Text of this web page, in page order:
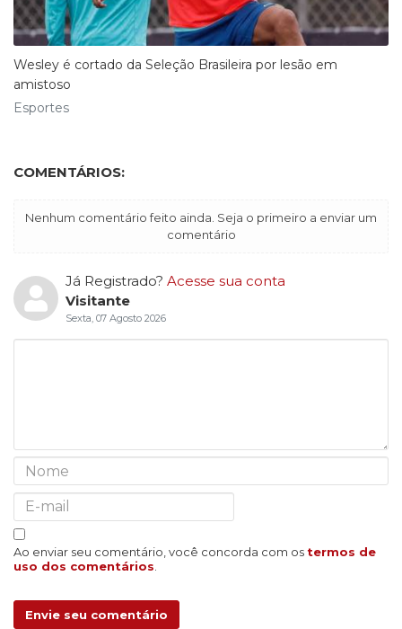
Wesley é cortado da Seleção Brasileira por lesão em
amistoso
Esportes
COMENTÁRIOS:
Nenhum comentário feito ainda. Seja o primeiro a enviar um
comentário
Já Registrado? Acesse sua conta
Visitante
Sexta, 07 Agosto 2026
Ao enviar seu comentário, você concorda com os termos de
uso dos comentários.
Envie seu comentário